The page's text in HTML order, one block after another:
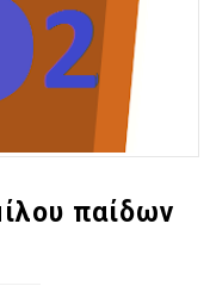
παίδων